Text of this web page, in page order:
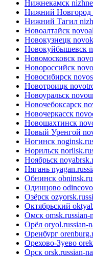
Нижнекамск
Нижний Новгород
Нижний Тагил
Новоалтайск
Новокузнецк
Новокуйбышевск
Новомосковск
Новороссийск
Новосибирск
Новотроицк
Новоуральск
Новочебоксарск
Новочеркасск
Новошахтинск
Новый Уренгой
Ногинск
Норильск
Ноябрьск
Нягань
Обнинск
Одинцово
Озёрск
Октябрьский
Омск omsk.russian-
Орёл oryol.russian-
Оренбург
Орехово-Зуево
Орск orsk.russian-